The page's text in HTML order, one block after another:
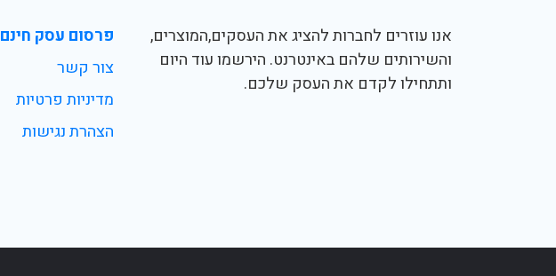
אנו עוזרים לחברות להציג את העסקים,המוצרים,
והשירותים שלהם באינטרנט. הירשמו עוד היום
ותתחילו לקדם את העסק שלכם.
פרסום עסק חינם
צור קשר
מדיניות פרטיות
הצהרת נגישות